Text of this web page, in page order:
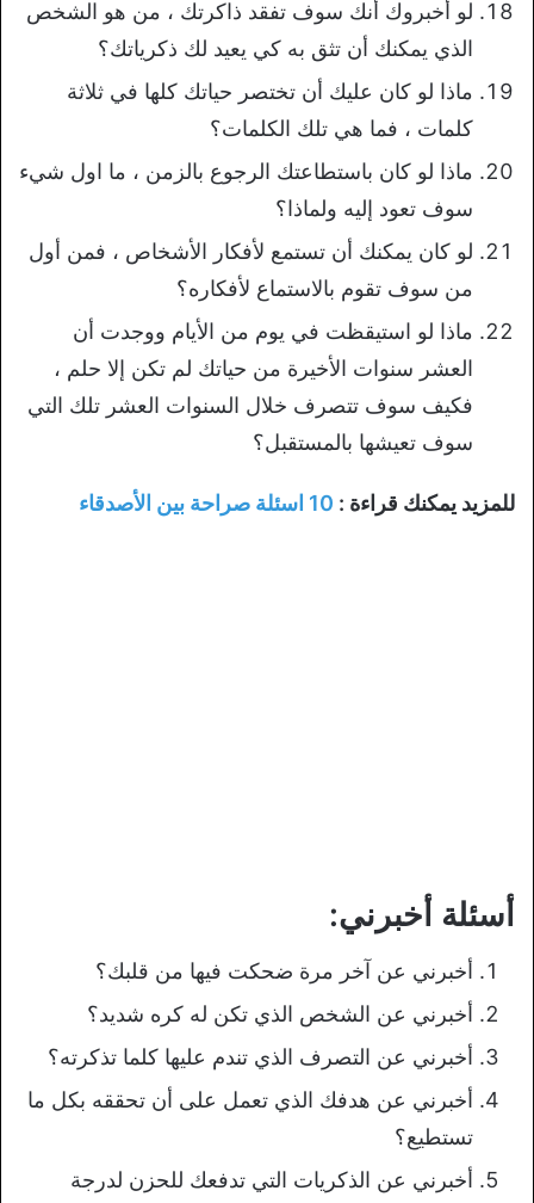
لو أخبروك أنك سوف تفقد ذاكرتك ، من هو الشخص
الذي يمكنك أن تثق به كي يعيد لك ذكرياتك؟
ماذا لو كان عليك أن تختصر حياتك كلها في ثلاثة
كلمات ، فما هي تلك الكلمات؟
ماذا لو كان باستطاعتك الرجوع بالزمن ، ما اول شيء
سوف تعود إليه ولماذا؟
لو كان يمكنك أن تستمع لأفكار الأشخاص ، فمن أول
من سوف تقوم بالاستماع لأفكاره؟
ماذا لو استيقظت في يوم من الأيام ووجدت أن
العشر سنوات الأخيرة من حياتك لم تكن إلا حلم ،
فكيف سوف تتصرف خلال السنوات العشر تلك التي
سوف تعيشها بالمستقبل؟
للمزيد يمكنك قراءة : 10 اسئلة صراحة بين الأصدقاء
أسئلة أخبرني:
أخبرني عن آخر مرة ضحكت فيها من قلبك؟
أخبرني عن الشخص الذي تكن له كره شديد؟
أخبرني عن التصرف الذي تندم عليها كلما تذكرته؟
أخبرني عن هدفك الذي تعمل على أن تحققه بكل ما
تستطيع؟
أخبرني عن الذكريات التي تدفعك للحزن لدرجة